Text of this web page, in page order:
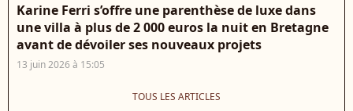
Karine Ferri s’offre une parenthèse de luxe dans
une villa à plus de 2 000 euros la nuit en Bretagne
avant de dévoiler ses nouveaux projets
13 juin 2026 à 15:05
TOUS LES ARTICLES